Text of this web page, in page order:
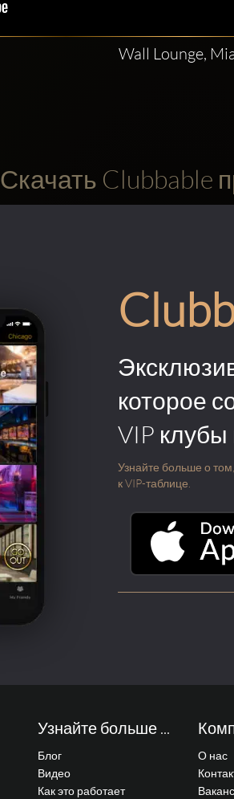
Wall Lounge,
Скачать Clubbable
которое
VIP
Узнайте больше о
к VIP-таблице.
Узнайте больше ...
Блог
Видео
Как это работает
О нас